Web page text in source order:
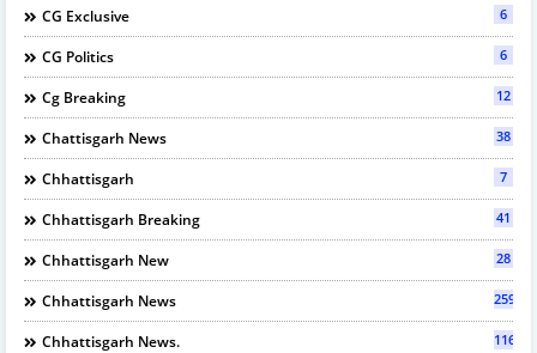
CG Exclusive 6
CG Politics 6
Cg Breaking 12
Chattisgarh News 38
Chhattisgarh 7
Chhattisgarh Breaking 41
Chhattisgarh New 28
Chhattisgarh News 2597
Chhattisgarh News. 116